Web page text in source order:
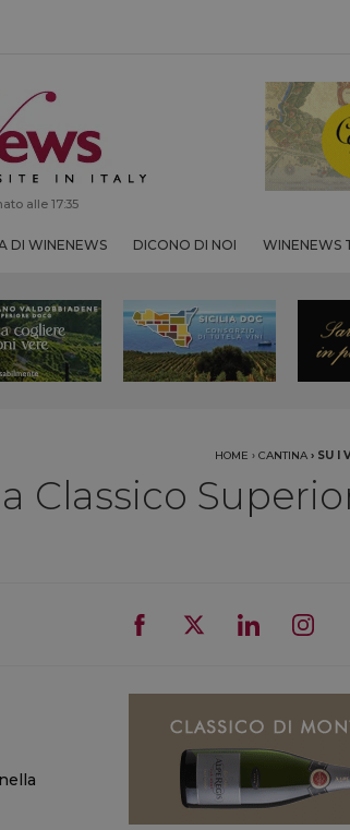
alle 17:35
DI WINENEWS DICONO DI NOI WINENEWS
HOME › CANTINA › SU I
Classico